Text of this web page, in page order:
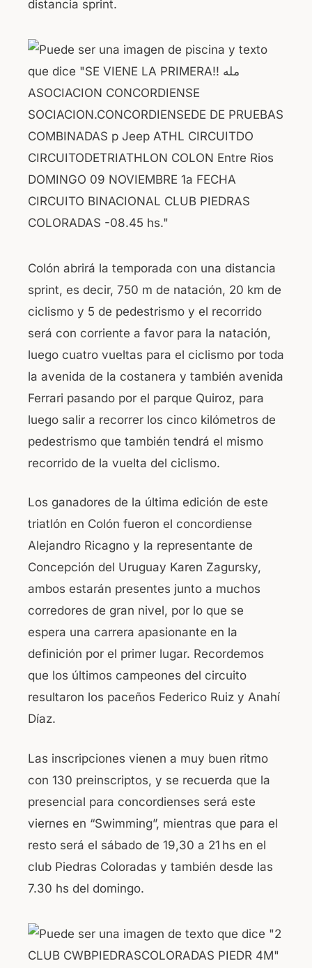
distancia sprint.
Colón abrirá la temporada con una distancia
sprint, es decir, 750 m de natación, 20 km de
ciclismo y 5 de pedestrismo y el recorrido
será con corriente a favor para la natación,
luego cuatro vueltas para el ciclismo por toda
la avenida de la costanera y también avenida
Ferrari pasando por el parque Quiroz, para
luego salir a recorrer los cinco kilómetros de
pedestrismo que también tendrá el mismo
recorrido de la vuelta del ciclismo.
Los ganadores de la última edición de este
triatlón en Colón fueron el concordiense
Alejandro Ricagno y la representante de
Concepción del Uruguay Karen Zagursky,
ambos estarán presentes junto a muchos
corredores de gran nivel, por lo que se
espera una carrera apasionante en la
definición por el primer lugar. Recordemos
que los últimos campeones del circuito
resultaron los paceños Federico Ruiz y Anahí
Díaz.
Las inscripciones vienen a muy buen ritmo
con 130 preinscriptos, y se recuerda que la
presencial para concordienses será este
viernes en “Swimming”, mientras que para el
resto será el sábado de 19,30 a 21 hs en el
club Piedras Coloradas y también desde las
7.30 hs del domingo.